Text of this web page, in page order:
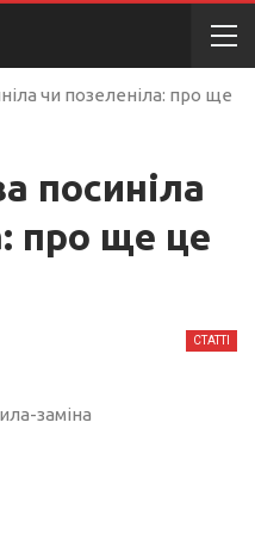
чи позеленіла: про ще
посиніла
про ще це
СТАТТІ